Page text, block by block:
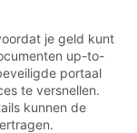
je geld kunt
up-to-
portaal
te versnellen.
kunnen de